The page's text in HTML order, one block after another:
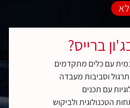
ברייס?
עם כלים מתקדמים
וסביבות מעבדה
עם תכנים
הטכנולוגית ולביקוש